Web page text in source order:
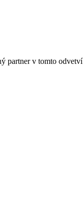
partner v tomto